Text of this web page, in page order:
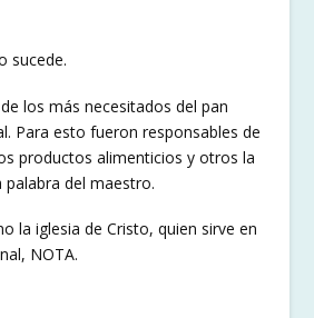
sucede.
los más necesitados del pan
Para esto fueron responsables de
productos alimenticios y otros la
del maestro.
la iglesia de Cristo, quien sirve en
NOTA.